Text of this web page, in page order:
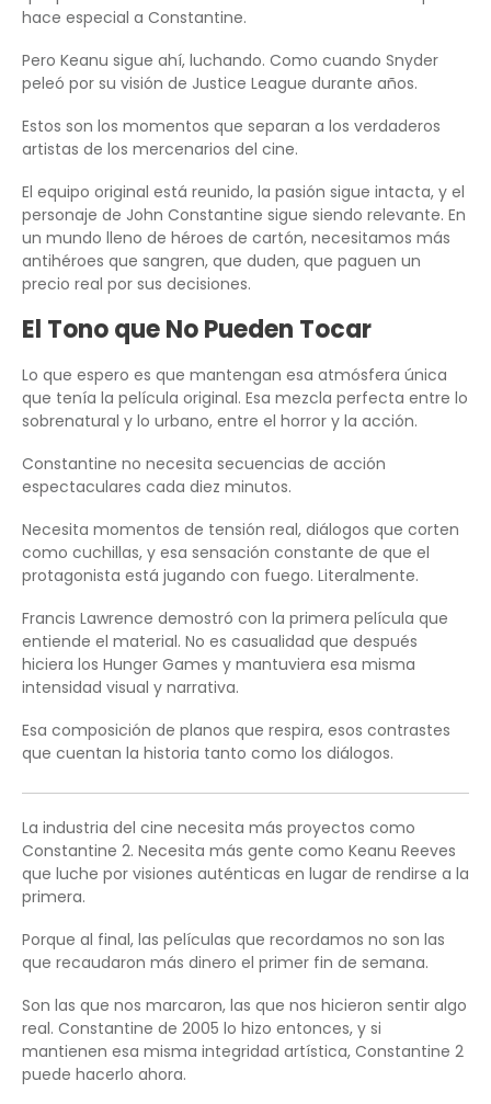
hace especial a Constantine.
Pero Keanu sigue ahí, luchando. Como cuando Snyder
peleó por su visión de Justice League durante años.
Estos son los momentos que separan a los verdaderos
artistas de los mercenarios del cine.
El equipo original está reunido, la pasión sigue intacta, y el
personaje de John Constantine sigue siendo relevante. En
un mundo lleno de héroes de cartón, necesitamos más
antihéroes que sangren, que duden, que paguen un
precio real por sus decisiones.
El Tono que No Pueden Tocar
Lo que espero es que mantengan esa atmósfera única
que tenía la película original. Esa mezcla perfecta entre lo
sobrenatural y lo urbano, entre el horror y la acción.
Constantine no necesita secuencias de acción
espectaculares cada diez minutos.
Necesita momentos de tensión real, diálogos que corten
como cuchillas, y esa sensación constante de que el
protagonista está jugando con fuego. Literalmente.
Francis Lawrence demostró con la primera película que
entiende el material. No es casualidad que después
hiciera los Hunger Games y mantuviera esa misma
intensidad visual y narrativa.
Esa composición de planos que respira, esos contrastes
que cuentan la historia tanto como los diálogos.
La industria del cine necesita más proyectos como
Constantine 2. Necesita más gente como Keanu Reeves
que luche por visiones auténticas en lugar de rendirse a la
primera.
Porque al final, las películas que recordamos no son las
que recaudaron más dinero el primer fin de semana.
Son las que nos marcaron, las que nos hicieron sentir algo
real. Constantine de 2005 lo hizo entonces, y si
mantienen esa misma integridad artística, Constantine 2
puede hacerlo ahora.